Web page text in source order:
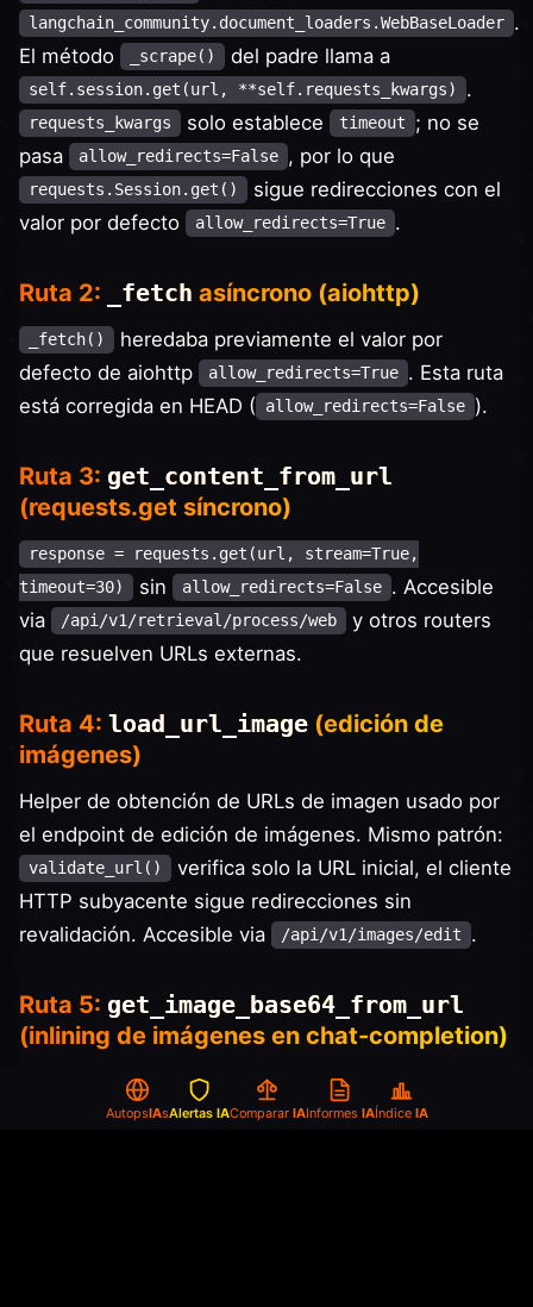
langchain_community.document_loaders.WebBaseLoader .
El método
_scrape() del padre llama a
self.session.get(url, **self.requests_kwargs) .
requests_kwargs solo establece timeout
; no se
pasa
allow_redirects=False , por lo que
requests.Session.get()
sigue redirecciones con el
valor por defecto
allow_redirects=True .
Ruta 2: _fetch asíncrono (aiohttp)
_fetch()
heredaba previamente el valor por
defecto de aiohttp
allow_redirects=True . Esta ruta
está corregida en HEAD (
allow_redirects=False ).
Ruta 3: get_content_from_url
(requests.get síncrono)
response = requests.get(url, stream=True,
timeout=30)
sin allow_redirects=False . Accesible
via
/api/v1/retrieval/process/web
y otros routers
que resuelven URLs externas.
Ruta 4: load_url_image (edición de
imágenes)
Helper de obtención de URLs de imagen usado por
el endpoint de edición de imágenes. Mismo patrón:
validate_url()
verifica solo la URL inicial, el cliente
HTTP subyacente sigue redirecciones sin
revalidación. Accesible via
/api/v1/images/edit .
Ruta 5: get_image_base64_from_url
(inlining de imágenes en chat-completion)
get_image_base64_from_url() se invoca desde
convert_url_images_to_base64() en cada petición
AutopsIAsAlertas IAComparar IAInformes IAÍndice IA